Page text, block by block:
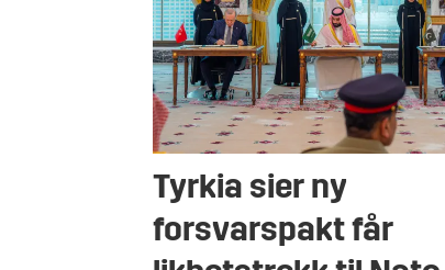
Tyrkia sier ny
forsvarspakt får